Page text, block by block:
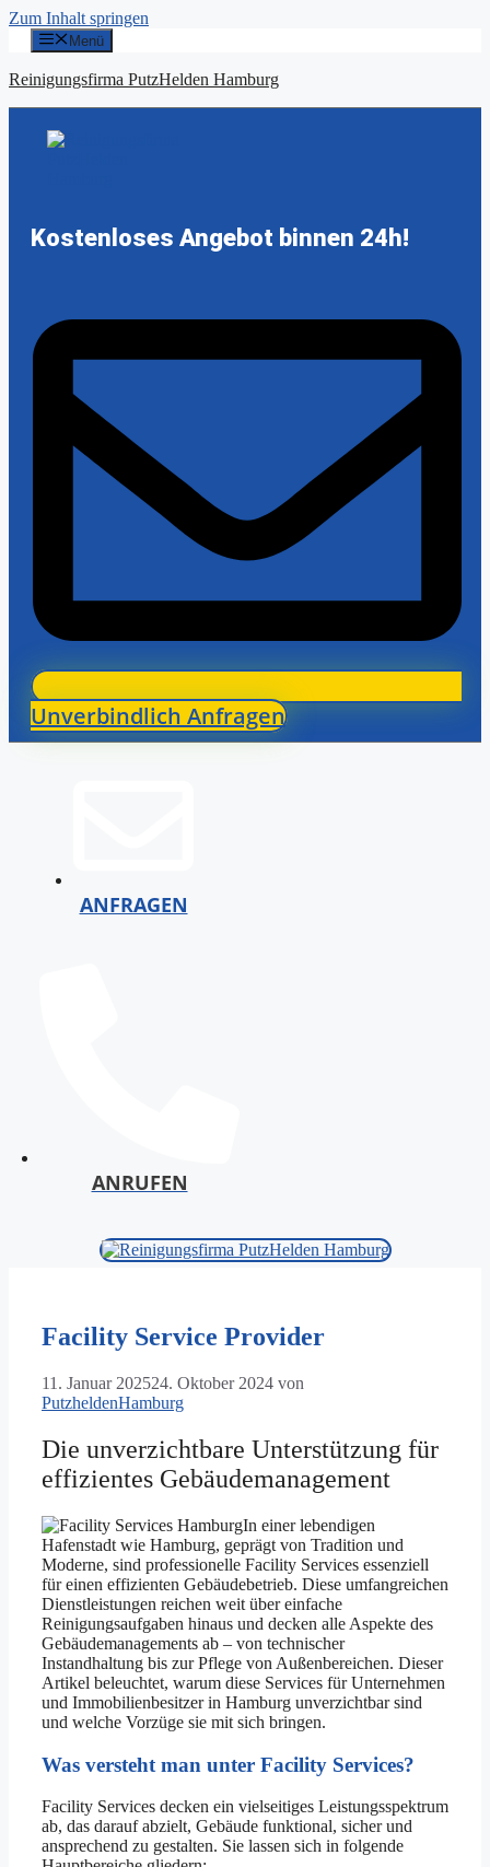
Zum Inhalt springen
Menü
Reinigungsfirma PutzHelden Hamburg
Kostenloses Angebot binnen 24h!
Unverbindlich Anfragen
ANFRAGEN
ANRUFEN
Facility Service Provider
11. Januar 202524. Oktober 2024 von
PutzheldenHamburg
Die unverzichtbare Unterstützung für
effizientes Gebäudemanagement
In einer lebendigen
Hafenstadt wie Hamburg, geprägt von Tradition und
Moderne, sind professionelle Facility Services essenziell
für einen effizienten Gebäudebetrieb. Diese umfangreichen
Dienstleistungen reichen weit über einfache
Reinigungsaufgaben hinaus und decken alle Aspekte des
Gebäudemanagements ab – von technischer
Instandhaltung bis zur Pflege von Außenbereichen. Dieser
Artikel beleuchtet, warum diese Services für Unternehmen
und Immobilienbesitzer in Hamburg unverzichtbar sind
und welche Vorzüge sie mit sich bringen.
Was versteht man unter Facility Services?
Facility Services decken ein vielseitiges Leistungsspektrum
ab, das darauf abzielt, Gebäude funktional, sicher und
ansprechend zu gestalten. Sie lassen sich in folgende